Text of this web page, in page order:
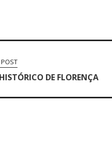
DE FLORENÇA